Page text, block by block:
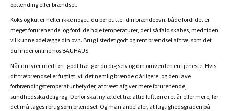
optænding eller brændsel.
Koks og kul er heller ikke noget, du bør putte i din brændeovn, både fordi det er
meget forurenende, og fordi de høje temperaturer, der i så fald skabes, med tiden
vil kunne ødelægge din ovn. Brug i stedet godt og rent brændsel af træ, som det
du finder online hos BAUHAUS.
Når du fyrer med tørt, godt træ, gør du dig selv og din omverden en tjeneste. Hvis
dit træbrændsel er fugtigt, vil det nemlig brænde dårligere, og den lave
forbrændingstemperatur betyder, at træet afgiver mere forurenende,
sundhedsskadelig røg. Derfor skal nyfældet træ altid lufttørre i et år eller mere, før
det må tages i brug som brændsel. Og man anbefaler, at fugtighedsgraden på